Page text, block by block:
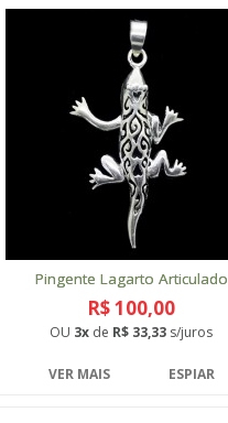
Pingente Lagarto Articulado
R$ 100,00
OU 3x de R$ 33,33 s/juros
VER MAIS ESPIAR